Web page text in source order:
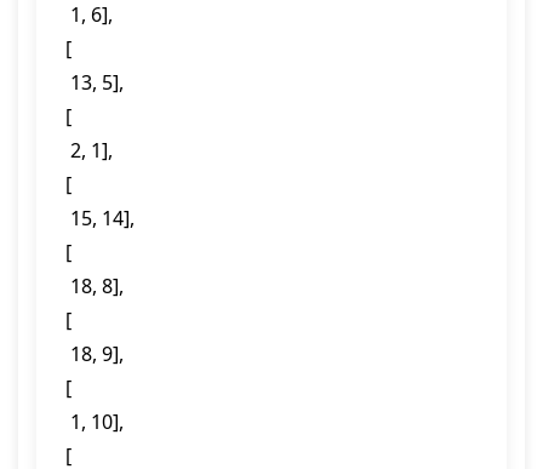
  1, 6],
[
  13, 5],
[
  2, 1],
[
  15, 14],
[
  18, 8],
[
  18, 9],
[
  1, 10],
[